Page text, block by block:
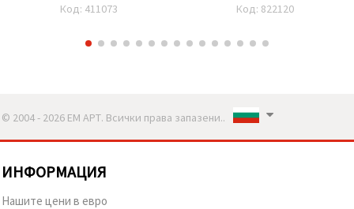
Код: 411073 Код: 822120
© 2004 - 2026 ЕМ АРТ. Всички права запазени..
ИНФОРМАЦИЯ
Нашите цени в евро